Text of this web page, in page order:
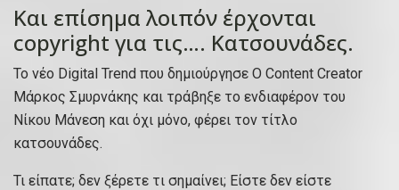
Και επίσημα λοιπόν έρχονται
copyright για τις…. Κατσουνάδες.
Το νέο Digital Trend που δημιούργησε Ο Content Creator
Mάρκος Σμυρνάκης και τράβηξε το ενδιαφέρον του
Νίκου Μάνεση και όχι μόνο, φέρει τον τίτλο
κατσουνάδες.
Τι είπατε; δεν ξέρετε τι σημαίνει; Είστε δεν είστε